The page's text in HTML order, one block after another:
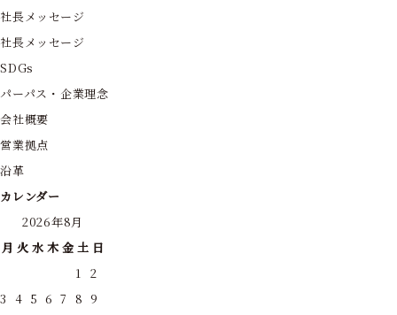
社長メッセージ
社長メッセージ
SDGs
パーパス・企業理念
会社概要
営業拠点
沿革
カレンダー
2026年8月
月 火水 木金 土 日
1 2
3 4 5 6 7 8 9